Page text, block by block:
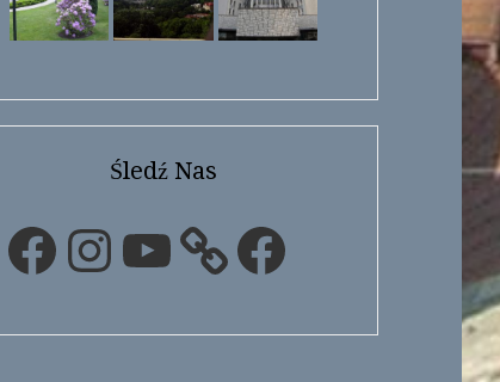
Śledź Nas
FacebookInstagramYouTube Facebook